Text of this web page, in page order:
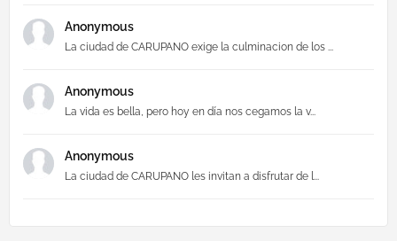
Anonymous
La ciudad de CARUPANO exige la culminacion de los ...
Anonymous
La vida es bella, pero hoy en día nos cegamos la v...
Anonymous
La ciudad de CARUPANO les invitan a disfrutar de l...